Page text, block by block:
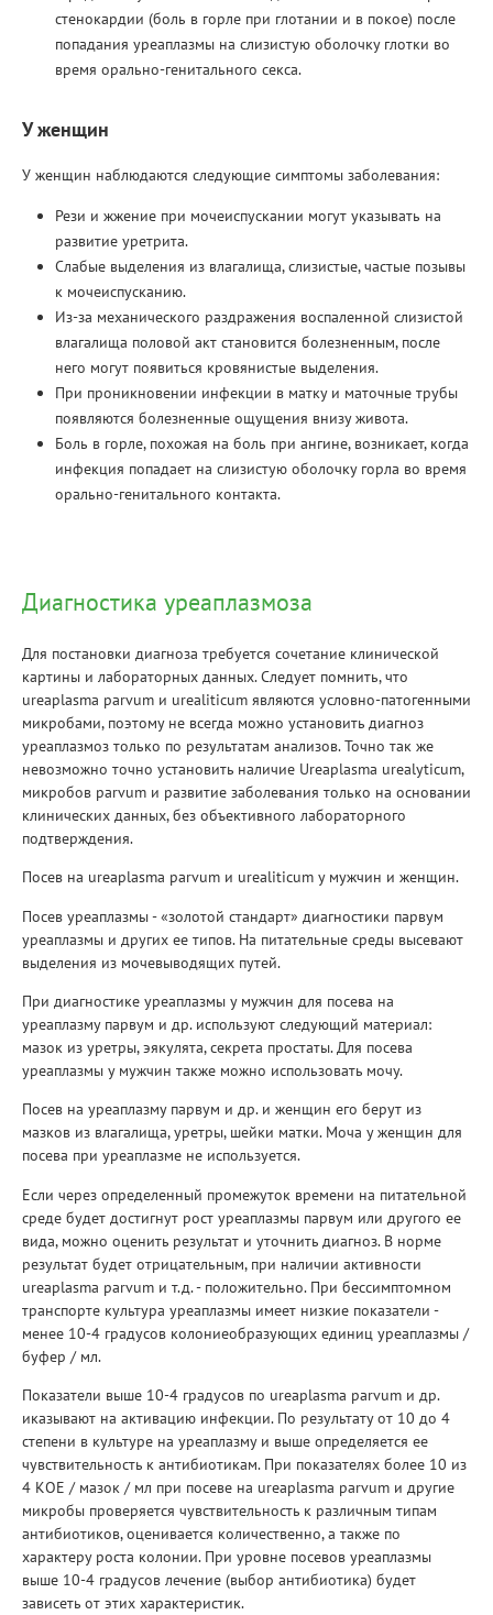
стенокардии (боль в горле при глотании и в покое) после
попадания уреаплазмы на слизистую оболочку глотки во
время орально-генитального секса.
У женщин
У женщин наблюдаются следующие симптомы заболевания:
Рези и жжение при мочеиспускании могут указывать на
развитие уретрита.
Слабые выделения из влагалища, слизистые, частые позывы
к мочеиспусканию.
Из-за механического раздражения воспаленной слизистой
влагалища половой акт становится болезненным, после
него могут появиться кровянистые выделения.
При проникновении инфекции в матку и маточные трубы
появляются болезненные ощущения внизу живота.
Боль в горле, похожая на боль при ангине, возникает, когда
инфекция попадает на слизистую оболочку горла во время
орально-генитального контакта.
Диагностика уреаплазмоза
Для постановки диагноза требуется сочетание клинической
картины и лабораторных данных. Следует помнить, что
ureaplasma parvum и urealiticum являются условно-патогенными
микробами, поэтому не всегда можно установить диагноз
уреаплазмоз только по результатам анализов. Точно так же
невозможно точно установить наличие Ureaplasma urealyticum,
микробов parvum и развитие заболевания только на основании
клинических данных, без объективного лабораторного
подтверждения.
Посев на ureaplasma parvum и urealiticum у мужчин и женщин.
Посев уреаплазмы - «золотой стандарт» диагностики парвум
уреаплазмы и других ее типов. На питательные среды высевают
выделения из мочевыводящих путей.
При диагностике уреаплазмы у мужчин для посева на
уреаплазму парвум и др. используют следующий материал:
мазок из уретры, эякулята, секрета простаты. Для посева
уреаплазмы у мужчин также можно использовать мочу.
Посев на уреаплазму парвум и др. и женщин его берут из
мазков из влагалища, уретры, шейки матки. Моча у женщин для
посева при уреаплазме не используется.
Если через определенный промежуток времени на питательной
среде будет достигнут рост уреаплазмы парвум или другого ее
вида, можно оценить результат и уточнить диагноз. В норме
результат будет отрицательным, при наличии активности
ureaplasma parvum и т.д. - положительно. При бессимптомном
транспорте культура уреаплазмы имеет низкие показатели -
менее 10-4 градусов колониеобразующих единиц уреаплазмы /
буфер / мл.
Показатели выше 10-4 градусов по ureaplasma parvum и др.
иказывают на активацию инфекции. По результату от 10 до 4
степени в культуре на уреаплазму и выше определяется ее
чувствительность к антибиотикам. При показателях более 10 из
4 КОЕ / мазок / мл при посеве на ureaplasma parvum и другие
микробы проверяется чувствительность к различным типам
антибиотиков, оценивается количественно, а также по
характеру роста колонии. При уровне посевов уреаплазмы
выше 10-4 градусов лечение (выбор антибиотика) будет
зависеть от этих характеристик.